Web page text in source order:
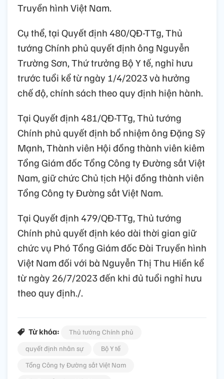
Truyền hình Việt Nam.
Cụ thể, tại Quyết định 480/QĐ-TTg, Thủ
tướng Chính phủ quyết định ông Nguyễn
Trường Sơn, Thứ trưởng Bộ Y tế, nghỉ hưu
trước tuổi kể từ ngày 1/4/2023 và hưởng
chế độ, chính sách theo quy định hiện hành.
Tại Quyết định 481/QĐ-TTg, Thủ tướng
Chính phủ quyết định bổ nhiệm ông Đặng Sỹ
Mạnh, Thành viên Hội đồng thành viên kiêm
Tổng Giám đốc Tổng Công ty Đường sắt Việt
Nam, giữ chức Chủ tịch Hội đồng thành viên
Tổng Công ty Đường sắt Việt Nam.
Tại Quyết định 479/QĐ-TTg, Thủ tướng
Chính phủ quyết định kéo dài thời gian giữ
chức vụ Phó Tổng Giám đốc Đài Truyền hình
Việt Nam đối với bà Nguyễn Thị Thu Hiền kể
từ ngày 26/7/2023 đến khi đủ tuổi nghỉ hưu
theo quy định./.
Từ khóa:
Thủ tướng Chính phủ
quyết định nhân sự
Bộ Y tế
Tổng Công ty Đường sắt Việt Nam